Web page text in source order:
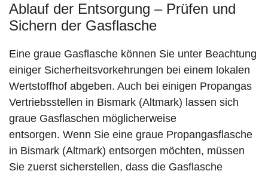
Ablauf der Entsorgung – Prüfen und
Sichern der Gasflasche
Eine graue Gasflasche können Sie unter Beachtung
einiger Sicherheitsvorkehrungen bei einem lokalen
Wertstoffhof abgeben. Auch bei einigen Propangas
Vertriebsstellen in Bismark (Altmark) lassen sich
graue Gasflaschen möglicherweise
entsorgen. Wenn Sie eine graue Propangasflasche
in Bismark (Altmark) entsorgen möchten, müssen
Sie zuerst sicherstellen, dass die Gasflasche